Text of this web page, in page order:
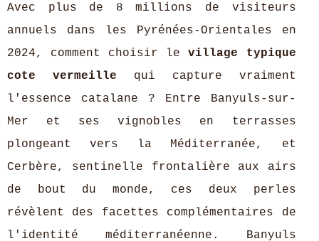
Avec plus de 8 millions de visiteurs
annuels dans les Pyrénées-Orientales en
2024, comment choisir levillage typique
cote vermeille qui capture vraiment
l'essence catalane ? Entre Banyuls-sur-
Mer et ses vignobles en terrasses
plongeant vers la Méditerranée, et
Cerbère, sentinelle frontalière aux airs
de bout du monde, ces deux perles
révèlent des facettes complémentaires de
l'identité méditerranéenne. Banyuls